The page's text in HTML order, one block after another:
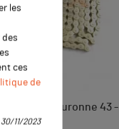
428 - Couronne 43 -
les
ces
de
30/11/2023